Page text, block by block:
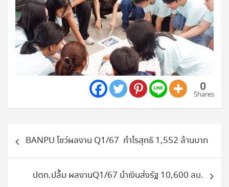
0
Shares
เรื่องBANPU โชว์ผลงาน Q1/67 กำไรสุทธิ 1,552 ล้านบาท
ปตท.ปลื้ม ผลงานQ1/67 นำเงินส่งรัฐ 10,600 ลบ.